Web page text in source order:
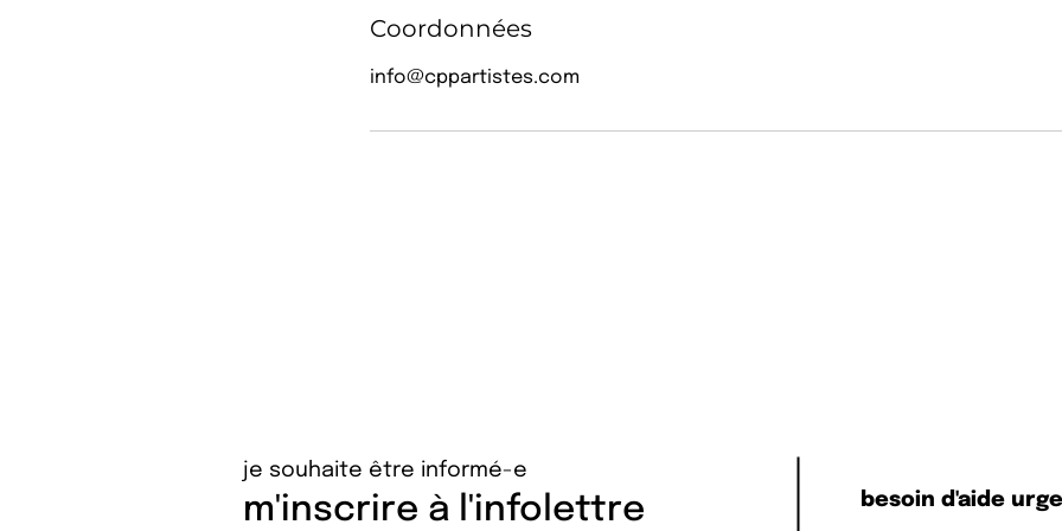
Coordonnées
info@cppartistes.com
je souhaite être informé-e
m'inscrire à l'infolettre besoin d'aide